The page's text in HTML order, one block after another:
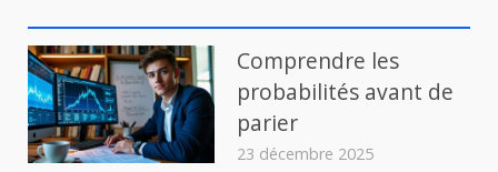
le
netlinking
dans
votre
SEO
Comprendre les
probabilités avant de
parier
23 décembre 2025